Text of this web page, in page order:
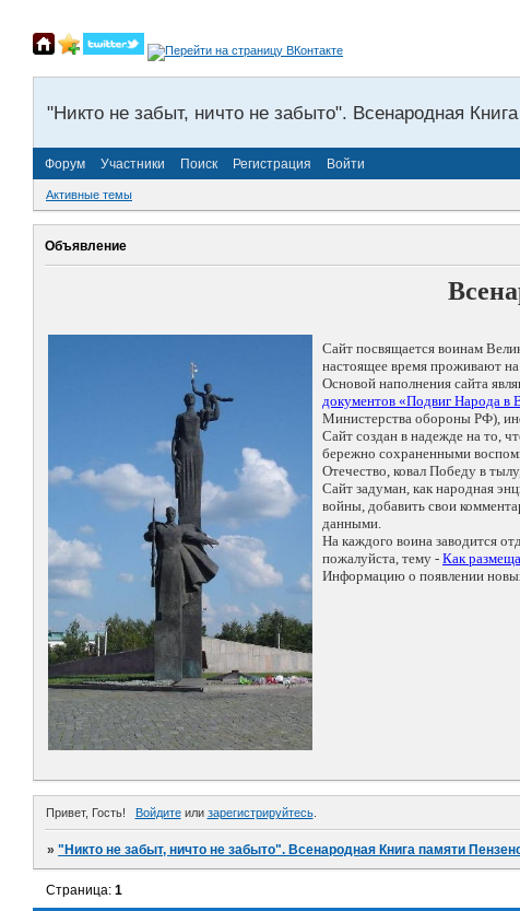
"Никто не забыт, ничто не забыто". Всенародная
Форум Участники Поиск Регистрация Войти
Активные темы
Объявление
Сайт посвящается воинам
настоящее время проживают
Основой наполнения сайта
документов «Подвиг Народа в
Министерства обороны РФ),
Сайт создан в надежде на то,
бережно сохраненными
Отечество, ковал Победу в
Сайт задуман, как народная
войны, добавить свои
данными.
На каждого воина заводится
пожалуйста, тему - Как
Информацию о появлении
Привет, Гость! Войдитеили зарегистрируйтесь.
»"Никто не забыт, ничто не забыто". Всенародная Книга памяти
Страница:1